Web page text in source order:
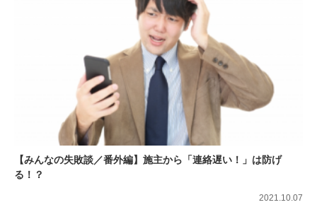
【みんなの失敗談／番外編】施主から「連絡遅い！」は防げ
る！？
2021.10.07